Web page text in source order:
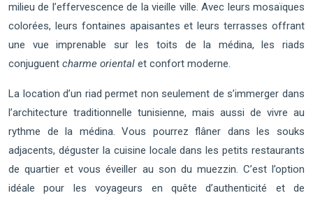
milieu de l’effervescence de la vieille ville. Avec leurs mosaïques
colorées, leurs fontaines apaisantes et leurs terrasses offrant
une vue imprenable sur les toits de la médina, les riads
conjuguent charme oriental et confort moderne.
La location d’un riad permet non seulement de s’immerger dans
l’architecture traditionnelle tunisienne, mais aussi de vivre au
rythme de la médina. Vous pourrez flâner dans les souks
adjacents, déguster la cuisine locale dans les petits restaurants
de quartier et vous éveiller au son du muezzin. C’est l’option
idéale pour les voyageurs en quête d’authenticité et de